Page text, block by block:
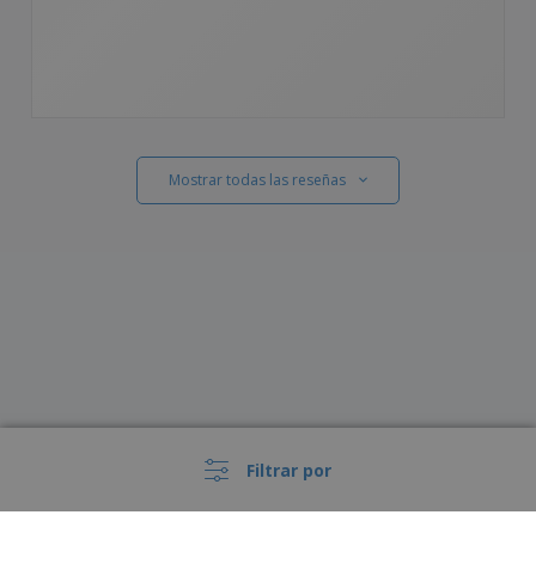
Filtrar por
Mostrar todas las reseñas